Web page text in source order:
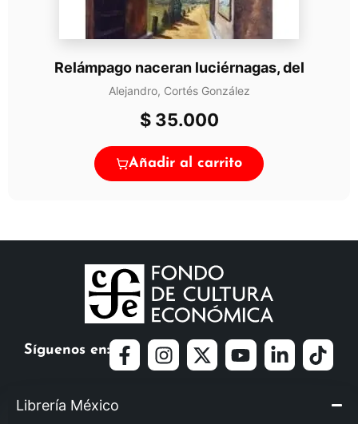
Relámpago naceran luciérnagas, del
Alejandro, Cortés González
$35.000
Añadir al carrito
Síguenos en:
Librería México